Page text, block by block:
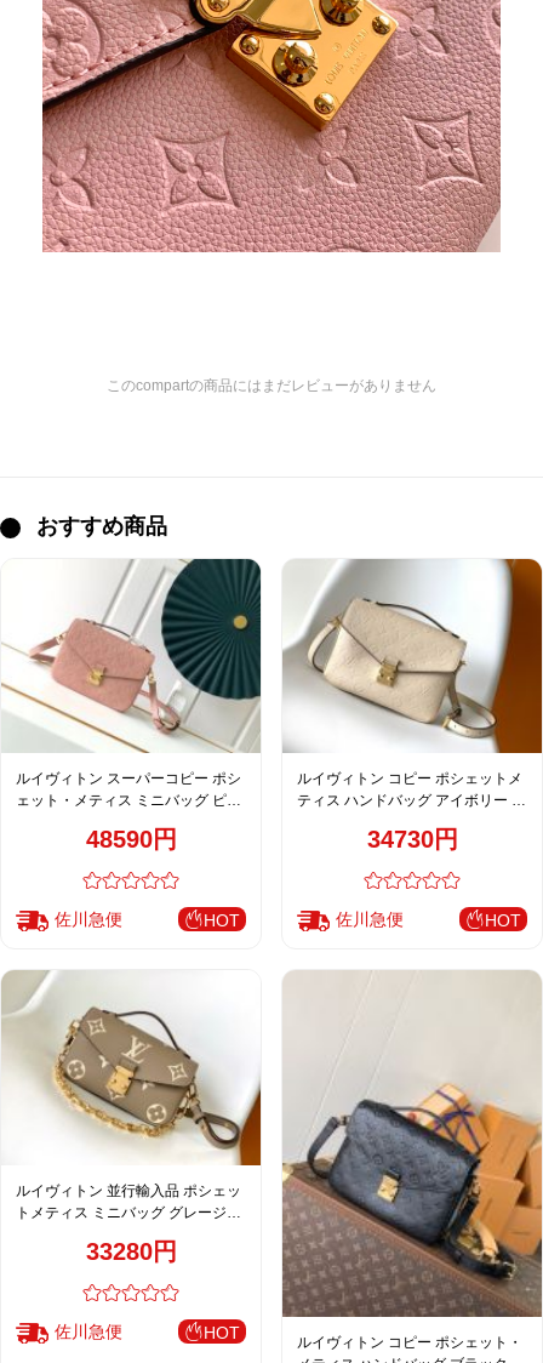
このcompartの商品にはまだレビューがありません
おすすめ商品
ルイヴィトン スーパーコピー ポシ
ェット・メティス ミニバッグ ピン
ェミニン上品 M41487 M40780
48590円
佐川急便 HOT
ルイヴィトン コピー ポシェットメ
ティス ハンドバッグ アイボリー レ
34730円
佐川急便 HOT
ルイヴィトン 並行輸入品 ポシェッ
トメティス ミニバッグ グレージュ
33280円
佐川急便 HOT
ルイヴィトン コピー ポシェット・